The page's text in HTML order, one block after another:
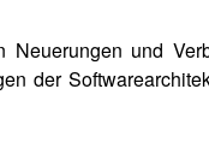
und
der